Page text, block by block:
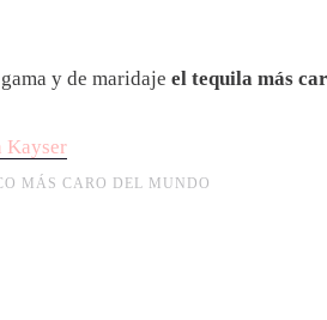
y de maridaje el tequila más
Kayser
MÁS CARO DEL MUNDO